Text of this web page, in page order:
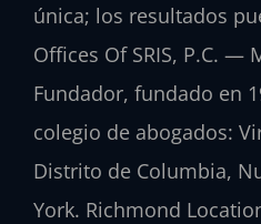
única; los resultados
Offices Of SRIS, P.C. —
Fundador, fundado en
colegio de abogados:
Distrito de Columbia,
York. Richmond